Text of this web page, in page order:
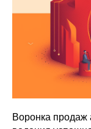
Воронка продаж